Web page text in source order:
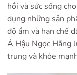
hồi và sức sống
dụng những sản
độ ẩm và hạn chế
Á Hậu Ngọc Hằng
trung và khỏe